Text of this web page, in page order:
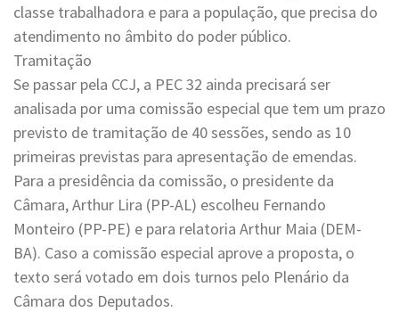
classe trabalhadora e para a população, que precisa do
atendimento no âmbito do poder público.
Tramitação
Se passar pela CCJ, a PEC 32 ainda precisará ser
analisada por uma comissão especial que tem um prazo
previsto de tramitação de 40 sessões, sendo as 10
primeiras previstas para apresentação de emendas.
Para a presidência da comissão, o presidente da
Câmara, Arthur Lira (PP-AL) escolheu Fernando
Monteiro (PP-PE) e para relatoria Arthur Maia (DEM-
BA). Caso a comissão especial aprove a proposta, o
texto será votado em dois turnos pelo Plenário da
Câmara dos Deputados.